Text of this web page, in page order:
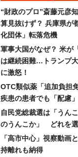
“財政のプロ”斎藤元彦
算見抜けず？ 兵庫県が
化団体」転落危機
軍事大国がなぜ？ 米が
は継続困難…トランプ
に激怒！
OTC類似薬「追加負担
疾患の患者でも「配慮
自民党総裁選は「うん
のうんこか」 どれを
「高市中心」視察動画
持離れも納得